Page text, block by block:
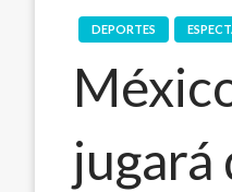
DEPORTES
jugará